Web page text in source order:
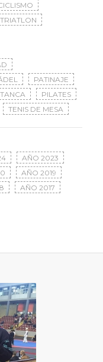
PATINAJE
PILATES
TENIS DE MESA
AÑO 2023
AÑO 2019
AÑO 2017